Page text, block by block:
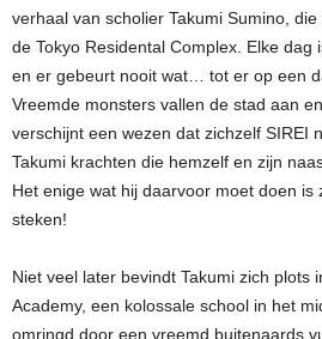
verhaal van scholier Takumi Sumino,
de Tokyo Residental Complex. Elke dag
en er gebeurt nooit wat… tot er op een
Vreemde monsters vallen de stad aan
verschijnt een wezen dat zichzelf SIREI
Takumi krachten die hemzelf en zijn
Het enige wat hij daarvoor moet doen is
steken!
Niet veel later bevindt Takumi zich plots
Academy, een kolossale school in het
omringd door een vreemd buitenaards